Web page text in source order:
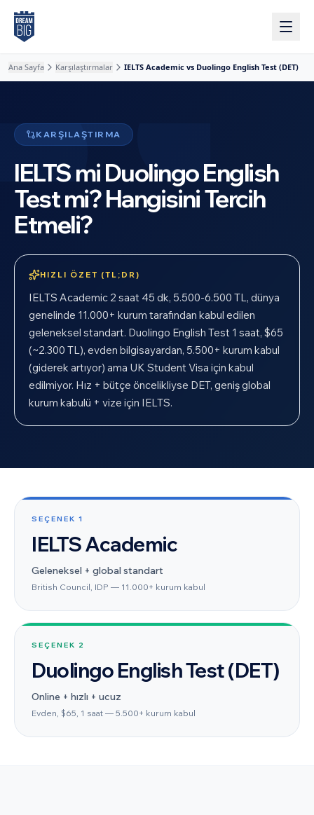
Ana içeriğe atla
Ana Sayfa Karşılaştırmalar IELTS Academic vs Duolingo English Test (DET)
KARŞILAŞTIRMA
IELTS mi Duolingo English
Test mi? Hangisini Tercih
Etmeli?
HIZLI ÖZET (TL;DR)
IELTS Academic 2 saat 45 dk, 5.500-6.500 TL, dünya
genelinde 11.000+ kurum tarafından kabul edilen
geleneksel standart. Duolingo English Test 1 saat, $65
(~2.300 TL), evden bilgisayardan, 5.500+ kurum kabul
(giderek artıyor) ama UK Student Visa için kabul
edilmiyor. Hız + bütçe öncelikliyse DET, geniş global
kurum kabulü + vize için IELTS.
SEÇENEK 1
IELTS Academic
Geleneksel + global standart
British Council, IDP — 11.000+ kurum kabul
SEÇENEK 2
Duolingo English Test (DET)
Online + hızlı + ucuz
Evden, $65, 1 saat — 5.500+ kurum kabul